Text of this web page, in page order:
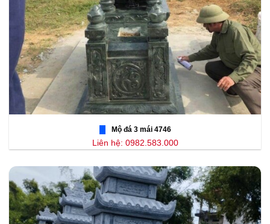
Mộ đá 3 mái 4746
Liên hệ: 0982.583.000